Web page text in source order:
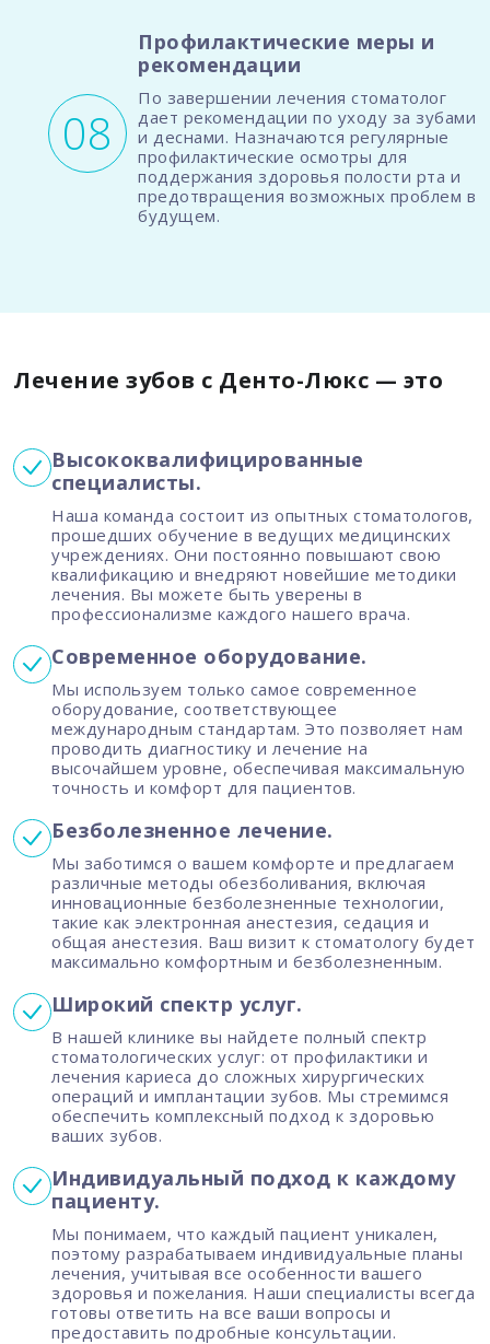
Профилактические меры и
рекомендации
По завершении лечения стоматолог
дает рекомендации по уходу за зубами
и деснами. Назначаются регулярные
профилактические осмотры для
поддержания здоровья полости рта и
предотвращения возможных проблем в
будущем.
Лечение зубов с Денто-Люкс — это
Высококвалифицированные
специалисты.
Наша команда состоит из опытных стоматологов,
прошедших обучение в ведущих медицинских
учреждениях. Они постоянно повышают свою
квалификацию и внедряют новейшие методики
лечения. Вы можете быть уверены в
профессионализме каждого нашего врача.
Современное оборудование.
Мы используем только самое современное
оборудование, соответствующее
международным стандартам. Это позволяет нам
проводить диагностику и лечение на
высочайшем уровне, обеспечивая максимальную
точность и комфорт для пациентов.
Безболезненное лечение.
Мы заботимся о вашем комфорте и предлагаем
различные методы обезболивания, включая
инновационные безболезненные технологии,
такие как электронная анестезия, седация и
общая анестезия. Ваш визит к стоматологу будет
максимально комфортным и безболезненным.
Широкий спектр услуг.
В нашей клинике вы найдете полный спектр
стоматологических услуг: от профилактики и
лечения кариеса до сложных хирургических
операций и имплантации зубов. Мы стремимся
обеспечить комплексный подход к здоровью
ваших зубов.
Индивидуальный подход к каждому
пациенту.
Мы понимаем, что каждый пациент уникален,
поэтому разрабатываем индивидуальные планы
лечения, учитывая все особенности вашего
здоровья и пожелания. Наши специалисты всегда
готовы ответить на все ваши вопросы и
предоставить подробные консультации.